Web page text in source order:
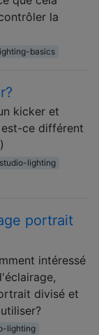
la
basics
kicker et
ce différent
studio-lighting
portrait
intéressé
divisé et
lighting